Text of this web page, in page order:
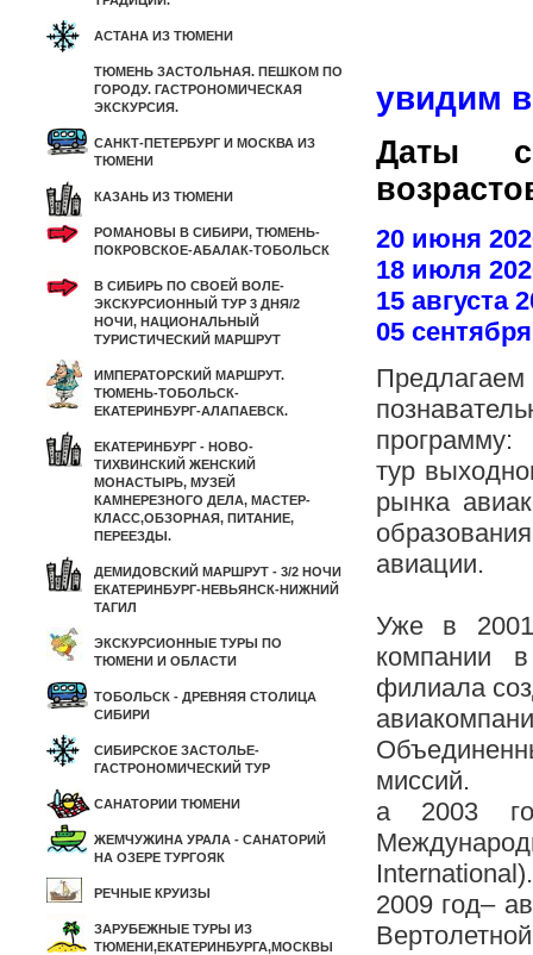
АСТАНА ИЗ ТЮМЕНИ
ТЮМЕНЬ ЗАСТОЛЬНАЯ. ПЕШКОМ ПО
ГОРОДУ. ГАСТРОНОМИЧЕСКАЯ
ЭКСКУРСИЯ.
САНКТ-ПЕТЕРБУРГ И МОСКВА ИЗ
ТЮМЕНИ
КАЗАНЬ ИЗ ТЮМЕНИ
РОМАНОВЫ В СИБИРИ, ТЮМЕНЬ-
ПОКРОВСКОЕ-АБАЛАК-ТОБОЛЬСК
В СИБИРЬ ПО СВОЕЙ ВОЛЕ-
ЭКСКУРСИОННЫЙ ТУР 3 ДНЯ/2
НОЧИ, НАЦИОНАЛЬНЫЙ
ТУРИСТИЧЕСКИЙ МАРШРУТ
ИМПЕРАТОРСКИЙ МАРШРУТ.
ТЮМЕНЬ-ТОБОЛЬСК-
ЕКАТЕРИНБУРГ-АЛАПАЕВСК.
ЕКАТЕРИНБУРГ - НОВО-
ТИХВИНСКИЙ ЖЕНСКИЙ
МОНАСТЫРЬ, МУЗЕЙ
КАМНЕРЕЗНОГО ДЕЛА, МАСТЕР-
КЛАСС,ОБЗОРНАЯ, ПИТАНИЕ,
ПЕРЕЕЗДЫ.
ДЕМИДОВСКИЙ МАРШРУТ - 3/2 НОЧИ
ЕКАТЕРИНБУРГ-НЕВЬЯНСК-НИЖНИЙ
ТАГИЛ
ЭКСКУРСИОННЫЕ ТУРЫ ПО
ТЮМЕНИ И ОБЛАСТИ
ТОБОЛЬСК - ДРЕВНЯЯ СТОЛИЦА
СИБИРИ
СИБИРСКОЕ ЗАСТОЛЬЕ-
ГАСТРОНОМИЧЕСКИЙ ТУР
САНАТОРИИ ТЮМЕНИ
ЖЕМЧУЖИНА УРАЛА - САНАТОРИЙ
НА ОЗЕРЕ ТУРГОЯК
РЕЧНЫЕ КРУИЗЫ
ЗАРУБЕЖНЫЕ ТУРЫ ИЗ
ТЮМЕНИ,ЕКАТЕРИНБУРГА,МОСКВЫ
увидим
Даты
20 июня
18 июля
15 августа
05
программу:
тур
рынка
авиации.
Уже в 2001
компании
филиала
миссий.
а 2003
International).
2009 год–